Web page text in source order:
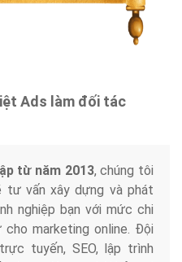
Ads làm đối tác
từ năm 2013, chúng tôi
tư vấn xây dựng và phát
nghiệp bạn với mức chi
marketing online. Đội
tuyến, SEO, lập trình